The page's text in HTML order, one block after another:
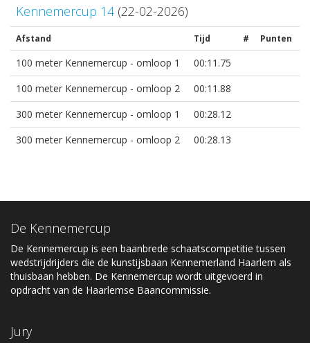
Kennemercup 14(22-02-2026)
Afstand Tijd # Punten
100 meter Kennemercup - omloop 1
00:11.75
100 meter Kennemercup - omloop 2
00:11.88
300 meter Kennemercup - omloop 1
00:28.12
300 meter Kennemercup - omloop 2
00:28.13
De Kennemercup
De Kennemercup is een baanbrede schaatscompetitie tussen
wedstrijdrijders die de kunstijsbaan Kennemerland Haarlem als
thuisbaan hebben. De Kennemercup wordt uitgevoerd in
opdracht van de Haarlemse Baancommissie.
Jury